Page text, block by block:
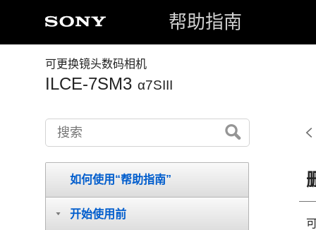
帮助指南
可更换镜头数码相机
ILCE-7SM3 α7SIII
如何使用“帮助指南”
开始使用前